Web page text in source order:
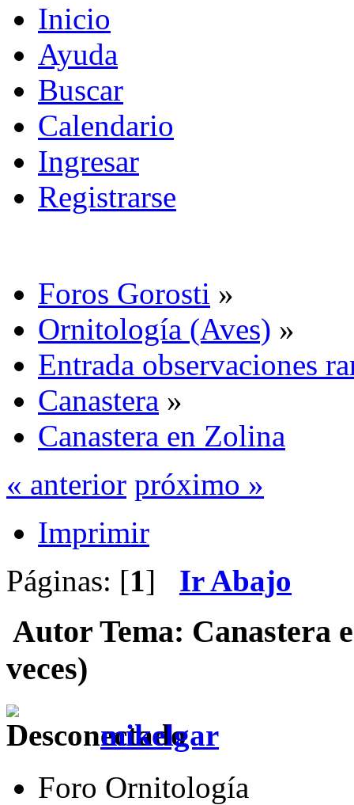
Inicio
Ayuda
Buscar
Calendario
Ingresar
Registrarse
Foros Gorosti »
Ornitología (Aves) »
Entrada observaciones
Canastera »
Canastera en Zolina
« anterior próximo »
Imprimir
Páginas: [1] Ir Abajo
Autor Tema: Canastera
veces)
mikelgar
Foro Ornitología